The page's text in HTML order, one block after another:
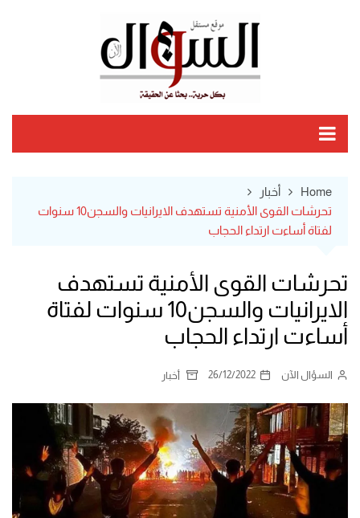
Home
أخبار
تحرشات القوى الأمنية تستهدف الايرانيات والسجن10 سنوات
لفتاة أساءت ارتداء الحجاب
تحرشات القوى الأمنية تستهدف
الايرانيات والسجن10 سنوات لفتاة
أساءت ارتداء الحجاب
السؤال الآن 26/12/2022 أخبار